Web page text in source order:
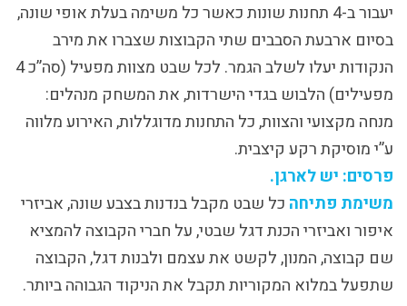
יעבור ב-4 תחנות שונות כאשר כל משימה בעלת אופי שונה,
בסיום ארבעת הסבבים שתי הקבוצות שצברו את מירב
הנקודות יעלו לשלב הגמר. לכל שבט מצוות מפעיל (סה”כ 4
מפעילים) הלבוש בגדי הישרדות, את המשחק מנהלים:
מנחה מקצועי והצוות, כל התחנות מדוגללות, האירוע מלווה
ע”י מוסיקת רקע קיצבית.
פרסים: יש לארגן.
משימת פתיחה כל שבט מקבל בנדנות בצבע שונה, אביזרי
איפור ואביזרי הכנת דגל שבטי, על חברי הקבוצה להמציא
שם קבוצה, המנון, לקשט את עצמם ולבנות דגל, הקבוצה
שתפעל במלוא המקוריות תקבל את הניקוד הגבוהה ביותר.